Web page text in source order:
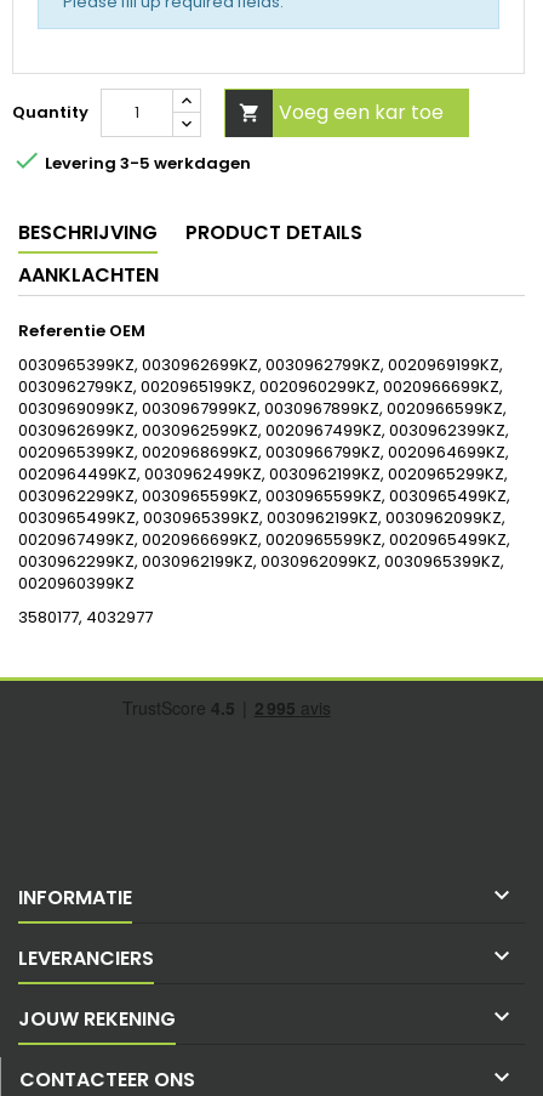
Quantity  Voeg een kar toe
 Levering 3-5 werkdagen
BESCHRIJVING
PRODUCT DETAILS
AANKLACHTEN
Referentie OEM
0030965399KZ, 0030962699KZ, 0030962799KZ, 0020969199KZ,
0030962799KZ, 0020965199KZ, 0020960299KZ, 0020966699KZ,
0030969099KZ, 0030967999KZ, 0030967899KZ, 0020966599KZ,
0030962699KZ, 0030962599KZ, 0020967499KZ, 0030962399KZ,
0020965399KZ, 0020968699KZ, 0030966799KZ, 0020964699KZ,
0020964499KZ, 0030962499KZ, 0030962199KZ, 0020965299KZ,
0030962299KZ, 0030965599KZ, 0030965599KZ, 0030965499KZ,
0030965499KZ, 0030965399KZ, 0030962199KZ, 0030962099KZ,
0020967499KZ, 0020966699KZ, 0020965599KZ, 0020965499KZ,
0030962299KZ, 0030962199KZ, 0030962099KZ, 0030965399KZ,
0020960399KZ
3580177, 4032977
INFORMATIE 
LEVERANCIERS 
JOUW REKENING 
CONTACTEER ONS 